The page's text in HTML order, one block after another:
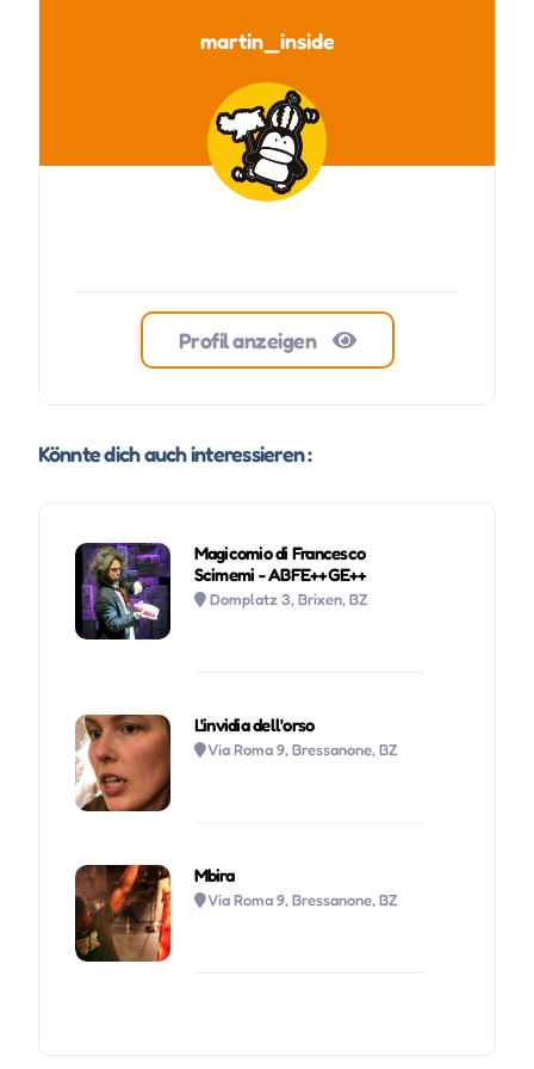
martin_inside
Profil anzeigen
Könnte dich auch interessieren :
Magicomio di Francesco
Scimemi - ABFE++GE++
Domplatz 3, Brixen, BZ
L'invidia dell'orso
Via Roma 9, Bressanone, BZ
Mbira
Via Roma 9, Bressanone, BZ